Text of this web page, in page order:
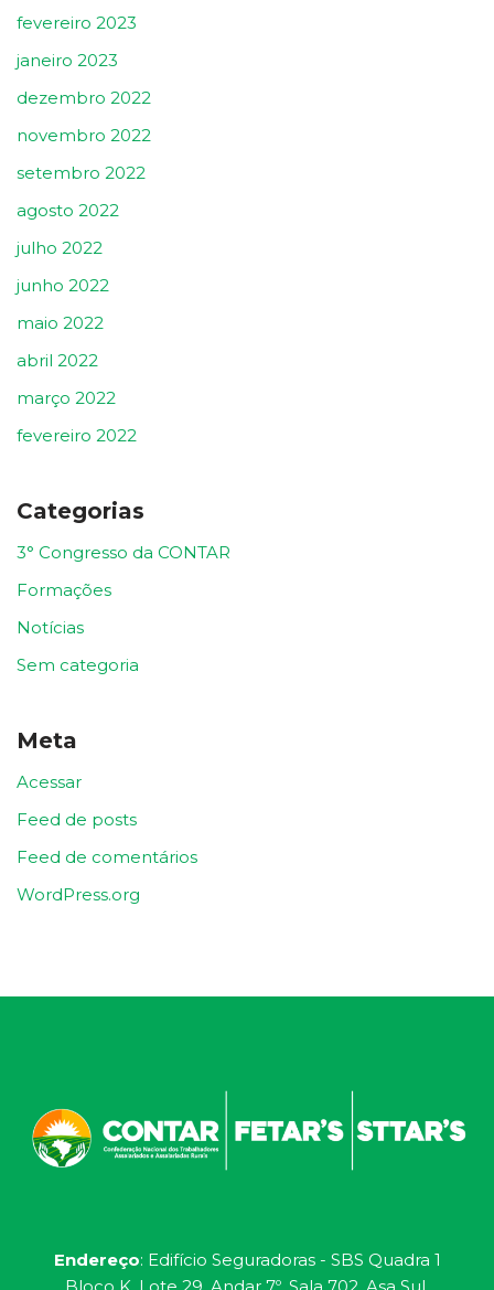
fevereiro 2023
janeiro 2023
dezembro 2022
novembro 2022
setembro 2022
agosto 2022
julho 2022
junho 2022
maio 2022
abril 2022
março 2022
fevereiro 2022
Categorias
3° Congresso da CONTAR
Formações
Notícias
Sem categoria
Meta
Acessar
Feed de posts
Feed de comentários
WordPress.org
Endereço: Edifício Seguradoras - SBS Quadra 1